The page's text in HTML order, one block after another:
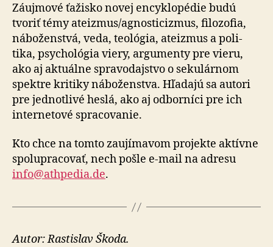
Záujmové ťažisko novej ency­klo­pédie budú
tvoriť témy ate­izmus/agnosti­cizmus, filozofia,
ná­bo­žen­stvá, veda, teo­ló­gia, ateizmus a po­li­
tika, psy­cho­lógia viery, argu­menty pre vieru,
ako aj aktuálne spra­vo­daj­stvo o se­ku­lár­nom
spektre kritiky ná­bo­žen­stva. Hľa­dajú sa autori
pre jed­not­livé heslá, ako aj odbor­níci pre ich
inter­ne­tové spra­co­vanie.
Kto chce na tomto zaujímavom projekte aktívne
spo­lu­pra­co­vať, nech pošle e-mail na adresu
info@athpedia.de.
Autor: Rastislav Škoda.